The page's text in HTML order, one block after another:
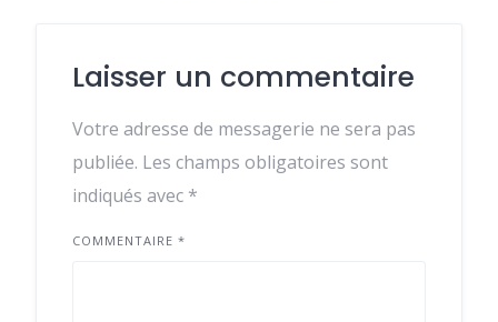
Laisser un commentaire
Votre adresse de messagerie ne sera pas
publiée. Les champs obligatoires sont
indiqués avec *
COMMENTAIRE *